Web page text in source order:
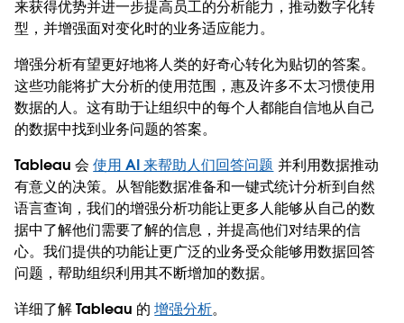
来获得优势并进一步提高员工的分析能力，推动数字化转
型，并增强面对变化时的业务适应能力。
增强分析有望更好地将人类的好奇心转化为贴切的答案。
这些功能将扩大分析的使用范围，惠及许多不太习惯使用
数据的人。这有助于让组织中的每个人都能自信地从自己
的数据中找到业务问题的答案。
Tableau 会使用 AI 来帮助人们回答问题 并利用数据推动
有意义的决策。从智能数据准备和一键式统计分析到自然
语言查询，我们的增强分析功能让更多人能够从自己的数
据中了解他们需要了解的信息，并提高他们对结果的信
心。我们提供的功能让更广泛的业务受众能够用数据回答
问题，帮助组织利用其不断增加的数据。
详细了解 Tableau 的增强分析。